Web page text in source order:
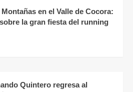
en el Valle de Cocora:
la gran fiesta del running
Quintero regresa al